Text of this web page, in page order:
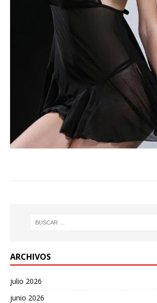
ARCHIVOS
julio 2026
junio 2026